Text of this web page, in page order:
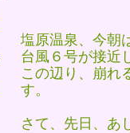
塩原温泉、今朝
台風６号が接近
この辺り、崩れ
す。
さて、先日、あ